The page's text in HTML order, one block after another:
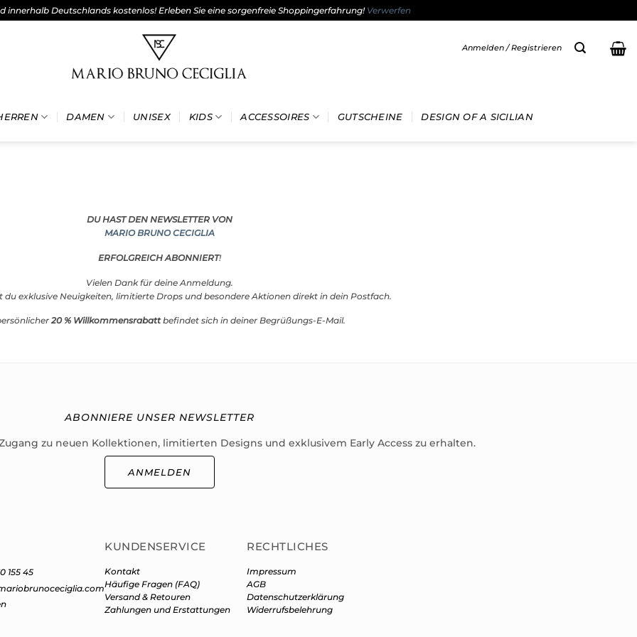
innerhalb Deutschlands kostenlos! Erleben Sie eine sorgenfreie Shoppingerfahrung! Verwerfen
Anmelden / Registrieren
DAMEN UNISEX KIDS ACCESSOIRES GUTSCHEINE DESIGN OF A SICILIAN
DU HAST DEN NEWSLETTER VON
MARIO BRUNO CECIGLIA
ERFOLGREICH ABONNIERT!
Vielen Dank für deine Anmeldung.
du exklusive Neuigkeiten, limitierte Drops und besondere Aktionen direkt in dein Postfach.
20 % Willkommensrabattbefindet sich in deiner Begrüßungs-E-Mail.
ABONNIERE UNSER NEWSLETTER
zu neuen Kollektionen, limitierten Designs und exklusivem Early Access zu erhalten.
ANMELDEN
155 45
KUNDENSERVICE
Kontakt
Häufige Fragen (FAQ)
Versand & Retouren
Zahlungen und Erstattungen
RECHTLICHES
Impressum
AGB
Datenschutzerklärung
Widerrufsbelehrung